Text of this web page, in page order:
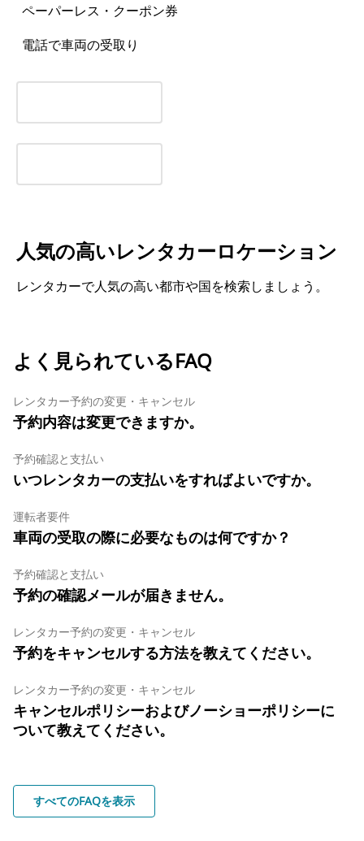
ペーパーレス・クーポン券
電話で車両の受取り
人気の高いレンタカーロケーション
レンタカーで人気の高い都市や国を検索しましょう。
よく見られているFAQ
レンタカー予約の変更・キャンセル
予約内容は変更できますか。
予約確認と支払い
いつレンタカーの支払いをすればよいですか。
運転者要件
車両の受取の際に必要なものは何ですか？
予約確認と支払い
予約の確認メールが届きません。
レンタカー予約の変更・キャンセル
予約をキャンセルする方法を教えてください。
レンタカー予約の変更・キャンセル
キャンセルポリシーおよびノーショーポリシーに
ついて教えてください。
すべてのFAQを表示